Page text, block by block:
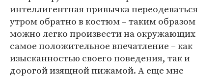
интеллигентная привычка переодеваться
утром обратно в костюм – таким образом
можно легко произвести на окружающих
самое положительное впечатление – как
изысканностью своего поведения, так и
дорогой изящной пижамой. А еще мне